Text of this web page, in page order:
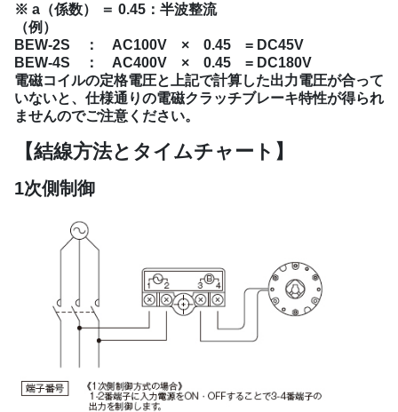
※ a（係数） ＝ 0.45：半波整流
（例）
BEW-2S ： AC100V × 0.45 = DC45V
BEW-4S ： AC400V × 0.45 = DC180V
電磁コイルの定格電圧と上記で計算した出力電圧が合って
いないと、仕様通りの電磁クラッチブレーキ特性が得られ
ませんのでご注意ください。
【結線方法とタイムチャート】
1次側制御